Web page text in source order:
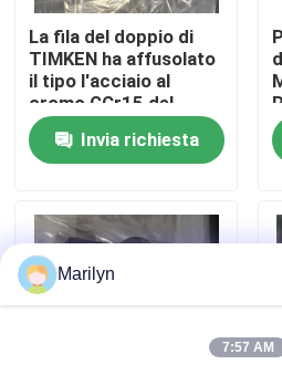
Controllo di qualità
Contattici
Notizie
Casi
Cuscinetto a rulli conici
Cuscinetto a rulli sferico
La fila del doppio di
TIMKEN ha affusolato
il tipo l'acciaio al
cromo GCr15 del
cuscinetto a rulli TDI
di 52400D/52638
Invia richiesta
Marilyn
7:57 AM